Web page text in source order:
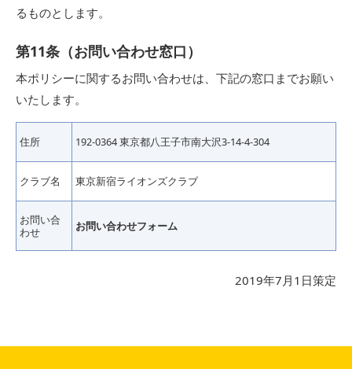
るものとします。
第11条（お問い合わせ窓口）
本ポリシーに関するお問い合わせは、下記の窓口までお願い
いたします。
住所 192-0364 東京都八王子市南大沢3-14-4-304
クラブ名 東京新宿ライオンズクラブ
お問い合
わせ
お問い合わせフォーム
2019年7月1日策定